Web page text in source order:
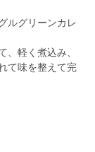
ルグリーンカレ
、軽く煮込み、
て味を整えて完